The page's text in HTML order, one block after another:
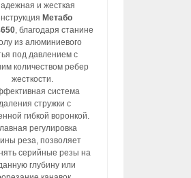
и жесткая
Метабо
, благодаря станине
из алюминиевого
под давлением с
количеством ребер
жесткости.
система
стружки с
гибкой воронкой.
регулировка
реза, позволяет
серийные резы на
глубину или